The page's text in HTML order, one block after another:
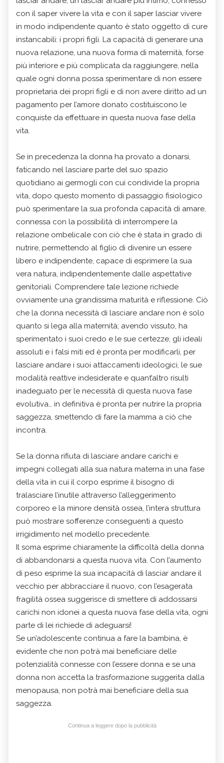
con il saper vivere la vita e con il saper lasciar vivere
in modo indipendente quanto è stato oggetto di cure
instancabili: i propri figli. La capacità di generare una
nuova relazione, una nuova forma di maternità, forse
più interiore e più complicata da raggiungere, nella
quale ogni donna possa sperimentare di non essere
proprietaria dei propri figli e di non avere diritto ad un
pagamento per l’amore donato costituiscono le
conquiste da effettuare in questa nuova fase della
vita.
Se in precedenza la donna ha provato a donarsi,
faticando nel lasciare parte del suo spazio
quotidiano ai germogli con cui condivide la propria
vita, dopo questo momento di passaggio fisiologico
può sperimentare la sua profonda capacità di amare,
connessa con la possibilità di interrompere la
relazione ombelicale con ciò che è stata in grado di
nutrire, permettendo al figlio di divenire un essere
libero e indipendente, capace di esprimere la sua
vera natura, indipendentemente dalle aspettative
genitoriali. Comprendere tale lezione richiede
ovviamente una grandissima maturità e riflessione. Ciò
che la donna necessità di lasciare andare non è solo
quanto si lega alla maternità; avendo vissuto, ha
sperimentato i suoi credo e le sue certezze, gli ideali
assoluti e i falsi miti ed è pronta per modificarli, per
lasciare andare i suoi attaccamenti ideologici, le sue
modalità reattive indesiderate e quant’altro risulti
inadeguato per le necessità di questa nuova fase
evolutiva… in definitiva è pronta per nutrire la propria
saggezza, smettendo di fare la mamma a ciò che
incontra.
Se la donna rifiuta di lasciare andare carichi e
impegni collegati alla sua natura materna in una fase
della vita in cui il corpo esprime il bisogno di
tralasciare l’inutile attraverso l’alleggerimento
corporeo e la minore densità ossea, l’intera struttura
può mostrare sofferenze conseguenti a questo
irrigidimento nel modello precedente.
Il soma esprime chiaramente la difficoltà della donna
di abbandonarsi a questa nuova vita. Con l’aumento
di peso esprime la sua incapacità di lasciar andare il
vecchio per abbracciare il nuovo, con l’esagerata
fragilità ossea suggerisce di smettere di addossarsi
carichi non idonei a questa nuova fase della vita, ogni
parte di lei richiede di adeguarsi!
Se un’adolescente continua a fare la bambina, è
evidente che non potrà mai beneficiare delle
potenzialità connesse con l’essere donna e se una
donna non accetta la trasformazione suggerita dalla
menopausa, non potrà mai beneficiare della sua
saggezza.
Continua a leggere dopo la pubblicità